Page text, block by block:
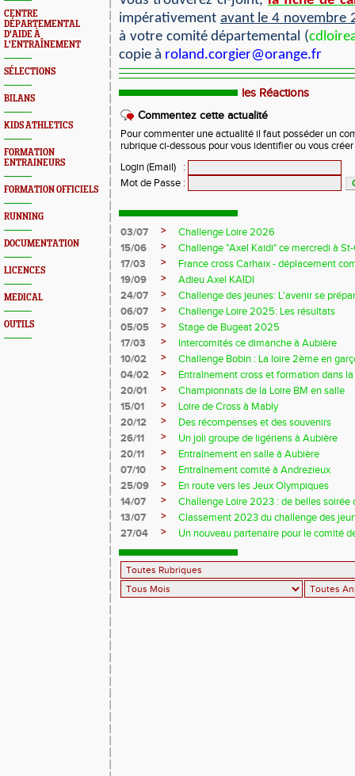
CENTRE
DÉPARTEMENTAL
D'AIDE À
L'ENTRAÎNEMENT
SÉLECTIONS
BILANS
KIDS ATHLETICS
FORMATION
ENTRAINEURS
FORMATION OFFICIELS
RUNNING
DOCUMENTATION
LICENCES
MEDICAL
OUTILS
impérativement avant le 4 novembre
à votre comité départemental (
copie à roland.corgier@orange.fr
Afin de préparer ces examens, le Comité mettra en
en fonction du nombre d'inscrits et de la spécialité
les Réactions
Commentez cette actualité
Pour commenter une actualité il faut posséder un
rubrique ci-dessous pour vous identifier ou vous
Login (Email)
:
Mot de Passe :
03/07 >
Challenge Loire 2026
15/06
>
Challenge "Axel Kaidi" ce mercredi à
17/03
>
France cross Carhaix - déplacement
19/09
>
Adieu Axel KAÏDI
24/07
>
Challenge des jeunes: L'avenir se
06/07
>
Challenge Loire 2025: Les résultats
05/05
>
Stage de Bugeat 2025
17/03
>
Intercomités ce dimanche à Aubière
10/02
>
Challenge Bobin : La loire 2ème en
04/02
>
Entraînement cross et formation dans
20/01
>
Championnats de la Loire BM en salle
15/01
>
Loire de Cross à Mably
20/12
>
Des récompenses et des souvenirs
26/11
>
Un joli groupe de ligériens à Aubière
20/11
>
Entraînement en salle à Aubière
07/10
>
Entraînement comité à Andrezieux
25/09
>
En route vers les Jeux Olympiques
14/07
>
Challenge Loire 2023 : de belles soirée
13/07
>
Classement 2023 du challenge des
27/04
> Un nouveau partenaire pour le comité